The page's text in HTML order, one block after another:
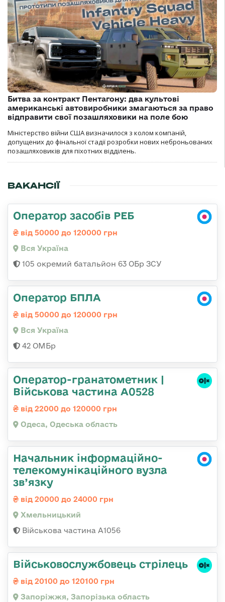
Битва за контракт Пентагону: два культові
американські автовиробники змагаються за право
відправити свої позашляховики на поле бою
Міністерство війни США визначилося з колом компаній,
допущених до фінальної стадії розробки нових неброньованих
позашляховиків для піхотних відділень.
ВАКАНСІЇ
Оператор засобів РЕБ
від 50000 до 120000 грн
Вся Україна
105 окремий батальйон 63 ОБр ЗСУ
Оператор БПЛА
від 50000 до 120000 грн
Вся Україна
42 ОМБр
Оператор-гранатометник |
Військова частина А0528
від 22000 до 120000 грн
Одеса, Одеська область
Начальник інформаційно-
телекомунікаційного вузла
зв’язку
від 20000 до 24000 грн
Хмельницький
Військова частина А1056
Військовослужбовець стрілець
від 20100 до 120100 грн
Запоріжжя, Запорізька область